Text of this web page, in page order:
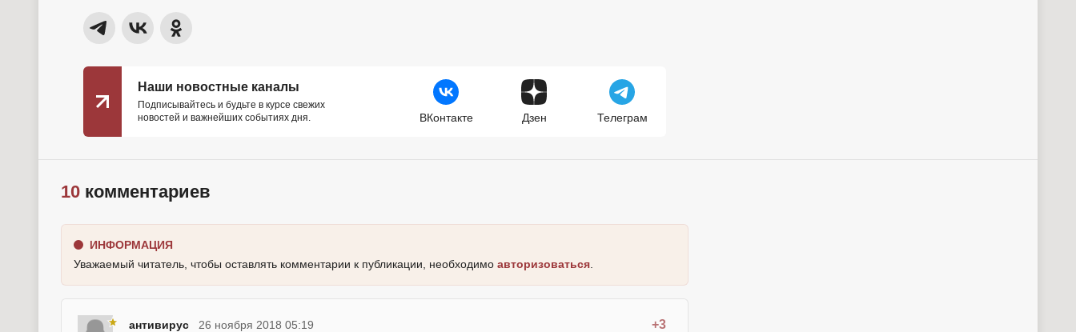
Наши новостные каналы
Подписывайтесь и будьте в курсе свежих
новостей и важнейших событиях дня.
ВКонтакте Дзен Телеграм
10 комментариев
ИНФОРМАЦИЯ
Уважаемый читатель, чтобы оставлять комментарии к публикации, необходимо авторизоваться
антивирус +3
26 ноября 2018 05:19